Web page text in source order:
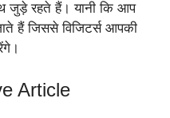
जुड़े रहते हैं। यानी कि आप
हैं जिससे विजिटर्स आपकी
Article